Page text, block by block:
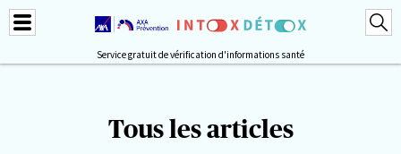
Service gratuit de vérification d'informations santé
Tous les articles